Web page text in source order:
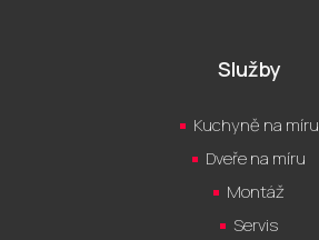
Služby
Kuchyně na míru
Dveře na míru
Montáž
Servis